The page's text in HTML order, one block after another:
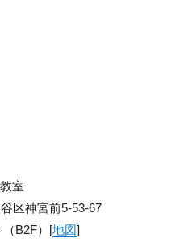
室
区神宮前5-53-67
（B2F）[地図]